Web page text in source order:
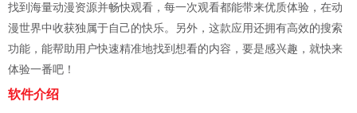
找到海量动漫资源并畅快观看，每一次观看都能带来优质体验，在动
漫世界中收获独属于自己的快乐。另外，这款应用还拥有高效的搜索
功能，能帮助用户快速精准地找到想看的内容，要是感兴趣，就快来
体验一番吧！
软件介绍